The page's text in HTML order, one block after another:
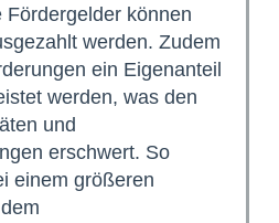
können
werden. Zudem
ein Eigenanteil
werden, was den
und
erschwert. So
einem größeren